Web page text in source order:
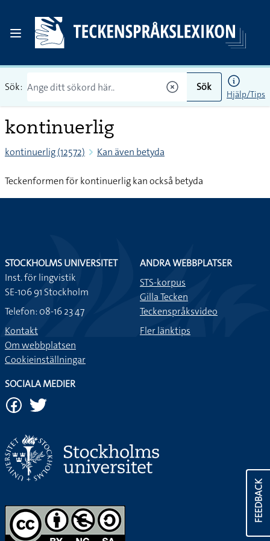
Sök: Sök
Hjälp/Tips
kontinuerlig
kontinuerlig (12572) Kan även betyda
Teckenformen för kontinuerlig kan också betyda
FEEDBACK
STOCKHOLMS UNIVERSITET
Inst. för lingvistik
SE-106 91 Stockholm
Telefon: 08-16 23 47
Kontakt
Om webbplatsen
Cookieinställningar
ANDRA WEBBPLATSER
STS-korpus
Gilla Tecken
Teckenspråksvideo
Fler länktips
SOCIALA MEDIER